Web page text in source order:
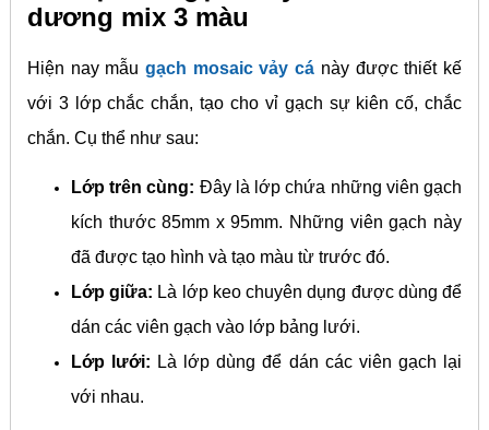
dương mix 3 màu
Hiện nay mẫugạch mosaic vảy cá này được thiết kế
với 3 lớp chắc chắn, tạo cho vỉ gạch sự kiên cố, chắc
chắn. Cụ thể như sau:
Lớp trên cùng: Đây là lớp chứa những viên gạch
kích thước 85mm x 95mm. Những viên gạch này
đã được tạo hình và tạo màu từ trước đó.
Lớp giữa: Là lớp keo chuyên dụng được dùng để
dán các viên gạch vào lớp bảng lưới.
Lớp lưới: Là lớp dùng để dán các viên gạch lại
với nhau.